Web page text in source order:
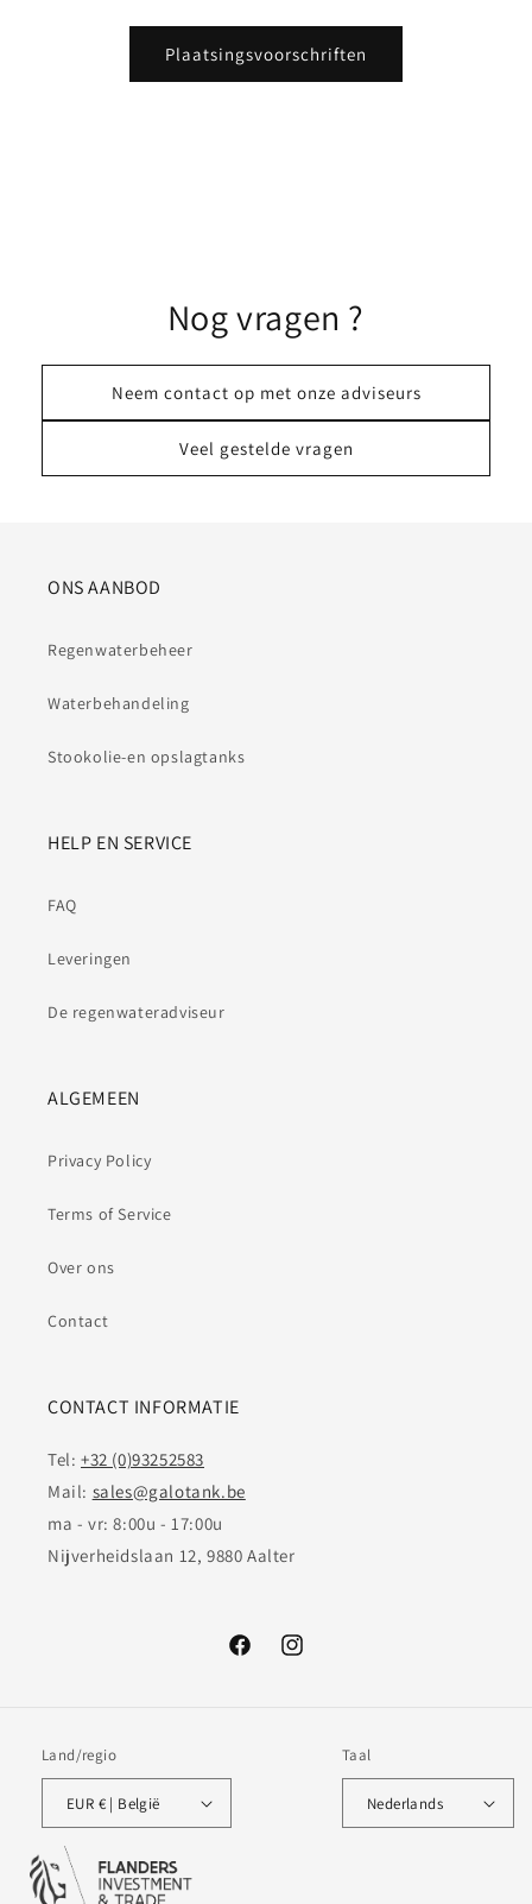
Plaatsingsvoorschriften
Nog vragen ?
Neem contact op met onze adviseurs
Veel gestelde vragen
ONS AANBOD
Regenwaterbeheer
Waterbehandeling
Stookolie-en opslagtanks
HELP EN SERVICE
FAQ
Leveringen
De regenwateradviseur
ALGEMEEN
Privacy Policy
Terms of Service
Over ons
Contact
CONTACT INFORMATIE
Tel: +32 (0)93252583
Mail: sales@galotank.be
ma - vr: 8:00u - 17:00u
Nijverheidslaan 12, 9880 Aalter
FacebookInstagram
Land/regio
EUR € | België
Taal
Nederlands